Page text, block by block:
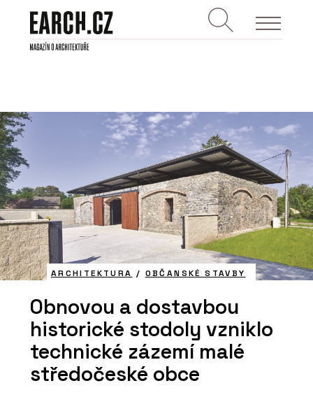
ARCHITEKTURA / OBČANSKÉ STAVBY
Obnovou a dostavbou
historické stodoly vzniklo
technické zázemí malé
středočeské obce